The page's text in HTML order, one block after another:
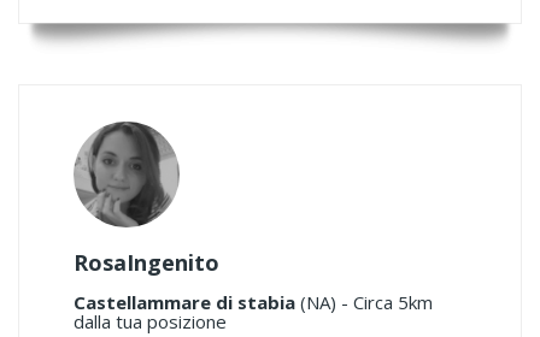
RosaIngenito
Castellammare di stabia (NA) - Circa 5km
dalla tua posizione